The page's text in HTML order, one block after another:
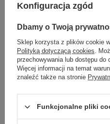
Ponadczasowy
Szybka wysyłka
Dbamy o
Konfiguracja zgód
Dbamy o Twoją
Sklep korzysta z plików cookie
Polityką dotyczącą cookies.
przechowywania lub dostępu do
Więcej informacji na temat
znaleźć także na stronie
Funkcjonalne pliki